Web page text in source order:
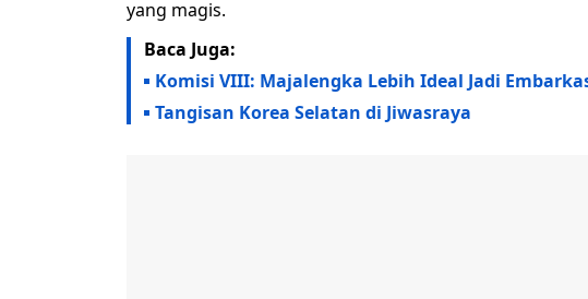
yang magis.
Baca Juga:
Komisi VIII: Majalengka Lebih Ideal Jadi
Tangisan Korea Selatan di Jiwasraya